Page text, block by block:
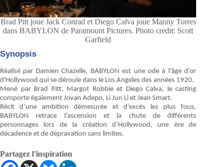
Brad Pitt joue Jack Conrad et Diego Calva joue Manny Torres
dans BABYLON de Paramount Pictures. Photo credit: Scott
Garfield
Synopsis
Réalisé par Damien Chazelle, BABYLON est une ode à l'âge d'or
d'Hollywood qui se déroule dans le Los Angeles des années 1920.
Mené par Brad Pitt, Margot Robbie et Diego Calva, le casting
comporte également Jovan Adepo, Li Jun Li et Jean Smart.
Récit d’une ambition démesurée et d’excès les plus fous,
BABYLON retrace l’ascension et la chute de différents
personnages lors de la création d’Hollywood, une ère de
décadence et de dépravation sans limites.
Partagez l'inspiration